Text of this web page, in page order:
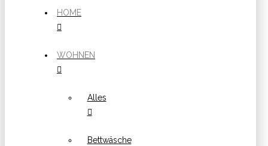
HOME
WOHNEN
Alles
Bettwäsche